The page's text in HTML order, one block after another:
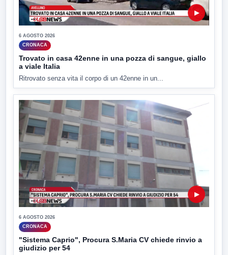
▶
6 AGOSTO 2026
CRONACA
Trovato in casa 42enne in una pozza di sangue, giallo
a viale Italia
Ritrovato senza vita il corpo di un 42enne in un...
▶
6 AGOSTO 2026
CRONACA
"Sistema Caprio", Procura S.Maria CV chiede rinvio a
giudizio per 54